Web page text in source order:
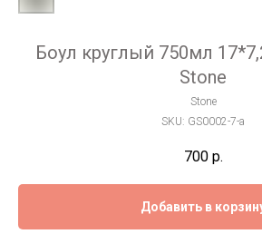
Боул круглый 750мл
Stone
Stone
SKU: GS0002-7-a
700 р.
Добавить в